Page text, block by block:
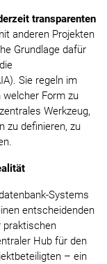
transparenten
anderen Projekten
Grundlage dafür
Sie regeln im
welcher Form zu
Werkzeug,
zu definieren, zu
Systems
entscheidenden
praktischen
Hub für den
– ein